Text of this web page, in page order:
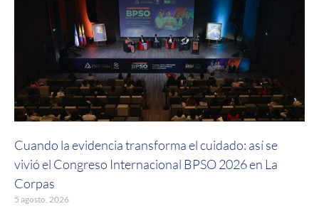
Cuando la evidencia transforma el cuidado: así se
vivió el Congreso Internacional BPSO 2026 en La
Corpas
5 agosto, 2026